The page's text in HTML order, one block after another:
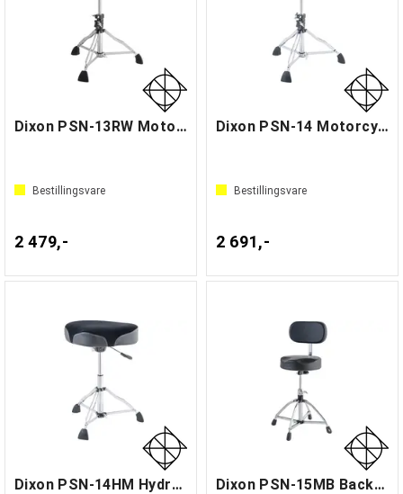
Dixon PSN-13RW Motorcycle Throne
Bestillingsvare
2 479,-
Dixon PSN-14 Motorcycle Throne
Bestillingsvare
2 691,-
Dixon PSN-14HM Hydraulic Throne Dixon PSN-15MB Backrest Throne